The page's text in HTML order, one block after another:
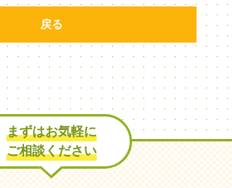
戻る
まずはお気軽に
ご相談ください